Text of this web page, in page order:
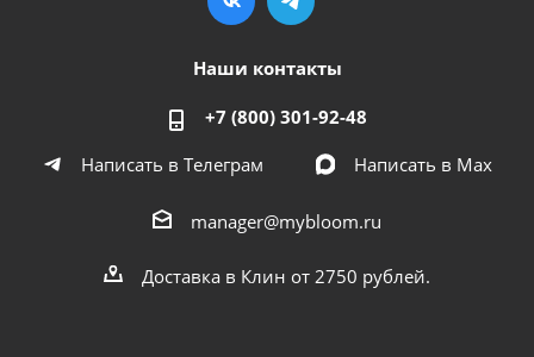
Наши контакты
+7 (800) 301-92-48
Написать в Телеграм
Написать в Мах
manager@mybloom.ru
Доставка в Клин от 2750 рублей.